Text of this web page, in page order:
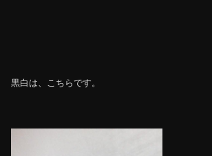
黒白は、こちらです。